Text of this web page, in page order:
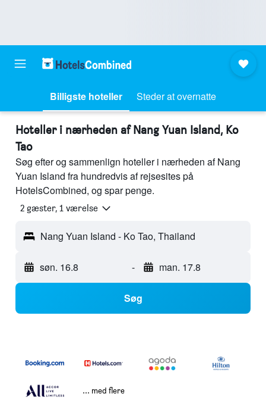
Billigste hoteller Steder at overnatte
Hoteller i nærheden af Nang Yuan Island, Ko
Tao
Søg efter og sammenlign hoteller i nærheden af Nang
Yuan Island fra hundredvis af rejsesites på
HotelsCombined, og spar penge.
2 gæster, 1 værelse
Nang Yuan Island - Ko Tao, Thailand
søn. 16.8 - man. 17.8
Søg
... med flere